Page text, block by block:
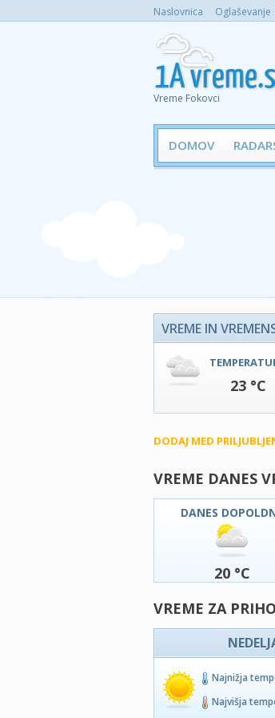
Naslovnica Oglaševanje
Vreme Fokovci
DOMOV
VREME IN
23 °C
DODAJ MED
VREME DANES
DANES
20 °C
VREME ZA
Najnižja
Najvišja